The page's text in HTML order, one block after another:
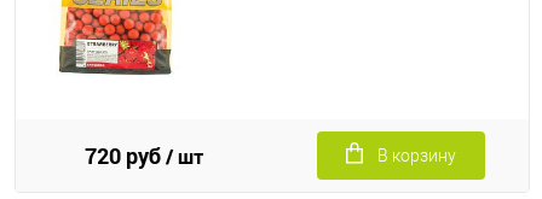
720 руб/ шт В корзину